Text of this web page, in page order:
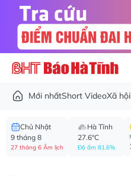
Mới nhấtShort VideoXã hội
Chủ Nhật
9 tháng 8
27 tháng 6 Âm lịch
Hà Tĩnh
27.6°C
Độ ẩm 81.6%